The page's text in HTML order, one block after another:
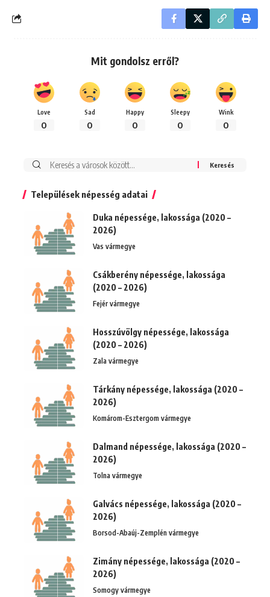
Mit gondolsz erről?
Love
0
Sad
0
Happy
0
Sleepy
0
Wink
0
Keresés:
Települések népesség adatai
Duka népessége, lakossága (2020 –
2026)
Vas vármegye
Csákberény népessége, lakossága
(2020 – 2026)
Fejér vármegye
Hosszúvölgy népessége, lakossága
(2020 – 2026)
Zala vármegye
Tárkány népessége, lakossága (2020 –
2026)
Komárom-Esztergom vármegye
Dalmand népessége, lakossága (2020 –
2026)
Tolna vármegye
Galvács népessége, lakossága (2020 –
2026)
Borsod-Abaúj-Zemplén vármegye
Zimány népessége, lakossága (2020 –
2026)
Somogy vármegye